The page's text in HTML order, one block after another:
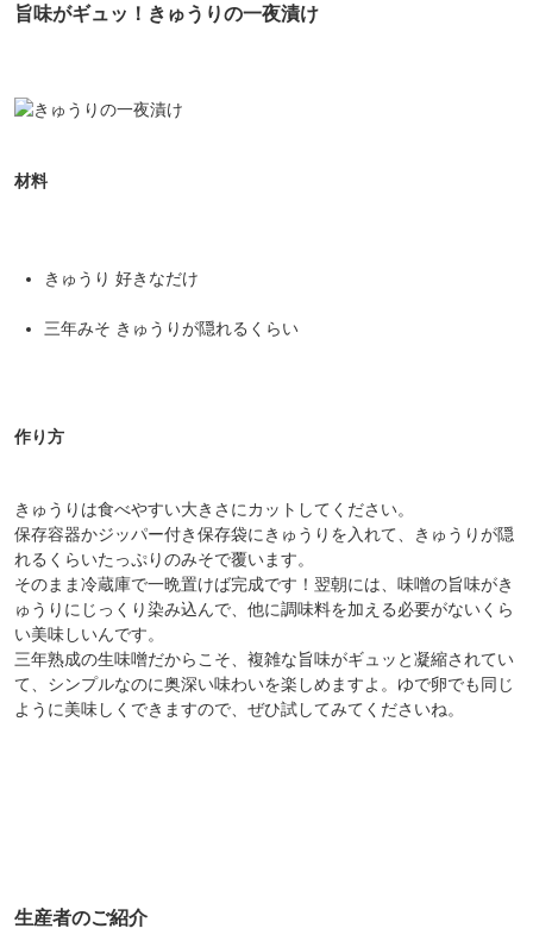
旨味がギュッ！きゅうりの一夜漬け
材料
きゅうり 好きなだけ
三年みそ きゅうりが隠れるくらい
作り方
きゅうりは食べやすい大きさにカットしてください。
保存容器かジッパー付き保存袋にきゅうりを入れて、きゅうりが隠
れるくらいたっぷりのみそで覆います。
そのまま冷蔵庫で一晩置けば完成です！翌朝には、味噌の旨味がき
ゅうりにじっくり染み込んで、他に調味料を加える必要がないくら
い美味しいんです。
三年熟成の生味噌だからこそ、複雑な旨味がギュッと凝縮されてい
て、シンプルなのに奥深い味わいを楽しめますよ。ゆで卵でも同じ
ように美味しくできますので、ぜひ試してみてくださいね。
生産者のご紹介
ご利用回数：お一人様1回限り